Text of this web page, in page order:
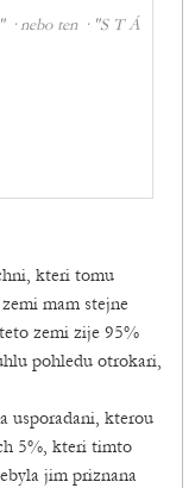
· nebo ten · "S T Á
kteri tomu
mam stejne
zemi zije 95%
pohledu otrokari,
usporadani, kterou
5%, kteri timto
jim priznana